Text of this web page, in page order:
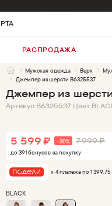
РАСПРОДАЖА
7 999 ₽
Мужская одежда Верх
Джемпер из шерсти B6325537
Джемпер из
Артикул B6325537 Цвет
5 599 ₽ -30% 7 999 ₽
до391бонусов за покупку
х 4 платежа по1 399.75
BLACK